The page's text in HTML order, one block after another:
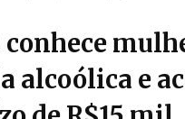
alcoólica e